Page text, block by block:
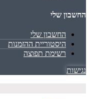
החשבון שלי
החשבון שלי
היסטוריית ההזמנות
רשימת תפוצה
נגישות